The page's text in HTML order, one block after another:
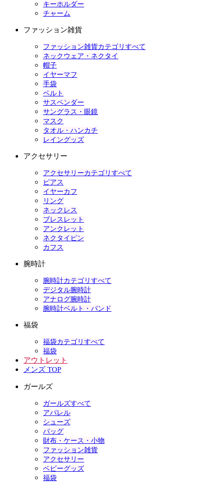
キーホルダー
チャーム
ファッション雑貨
ファッション雑貨カテゴリすべて
ネックウェア・ネクタイ
帽子
イヤーマフ
手袋
ベルト
サスペンダー
サングラス・眼鏡
マスク
タオル・ハンカチ
レイングッズ
アクセサリー
アクセサリーカテゴリすべて
ピアス
イヤーカフ
リング
ネックレス
ブレスレット
アンクレット
ネクタイピン
カフス
腕時計
腕時計カテゴリすべて
デジタル腕時計
アナログ腕時計
腕時計ベルト・バンド
福袋
福袋カテゴリすべて
福袋
アウトレット
メンズ TOP
ガールズ
ガールズすべて
アパレル
シューズ
バッグ
財布・ケース・小物
ファッション雑貨
アクセサリー
ベビーグッズ
福袋